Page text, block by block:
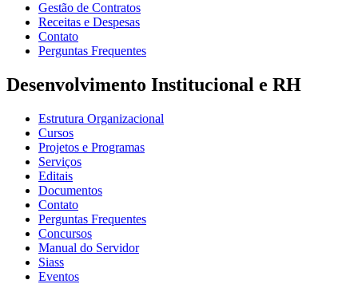
Gestão de Contratos
Receitas e Despesas
Contato
Perguntas Frequentes
Desenvolvimento Institucional e RH
Estrutura Organizacional
Cursos
Projetos e Programas
Serviços
Editais
Documentos
Contato
Perguntas Frequentes
Concursos
Manual do Servidor
Siass
Eventos